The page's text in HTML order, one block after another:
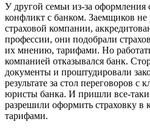
У другой семьи из-за оформления
конфликт с банком. Заемщиков не
страховой компании,
профессии, они подобрали
их мнению, тарифами. Но
компанией отказывался банк.
документы и проштудировали
результате за стол переговоров
юристы банка. И пришли все-
разрешили оформить страховку
тарифами.